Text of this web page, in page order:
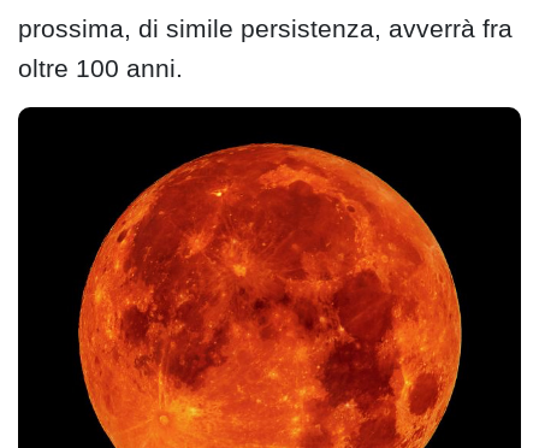
prossima, di simile persistenza, avverrà fra
oltre 100 anni.